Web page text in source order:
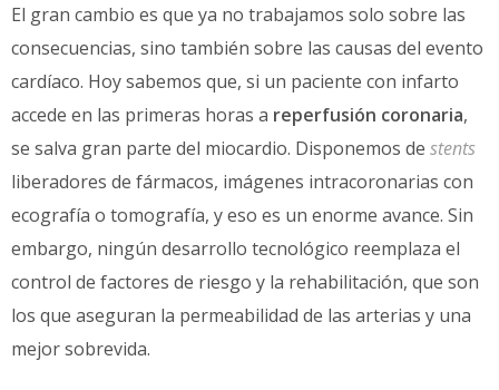
El gran cambio es que ya no trabajamos solo sobre las
consecuencias, sino también sobre las causas del evento
cardíaco. Hoy sabemos que, si un paciente con infarto
accede en las primeras horas a reperfusión coronaria,
se salva gran parte del miocardio. Disponemos de stents
liberadores de fármacos, imágenes intracoronarias con
ecografía o tomografía, y eso es un enorme avance. Sin
embargo, ningún desarrollo tecnológico reemplaza el
control de factores de riesgo y la rehabilitación, que son
los que aseguran la permeabilidad de las arterias y una
mejor sobrevida.